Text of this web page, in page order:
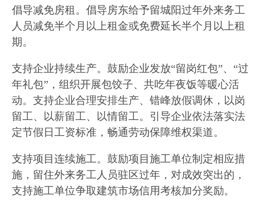
倡导减免房租。倡导房东给予留城阳过年外来务工
人员减免半个月以上租金或免费延长半个月以上租
期。
支持企业持续生产。鼓励企业发放“留岗红包”、“过
年礼包”，组织开展包饺子、共吃年夜饭等暖心活
动。支持企业合理安排生产、错峰放假调休，以岗
留工、以薪留工、以情留工。引导企业依法落实法
定节假日工资标准，畅通劳动保障维权渠道。
支持项目连续施工。鼓励项目施工单位制定相应措
施，留住外来务工人员驻区过年，对成效突出的，
支持施工单位争取建筑市场信用考核加分奖励。